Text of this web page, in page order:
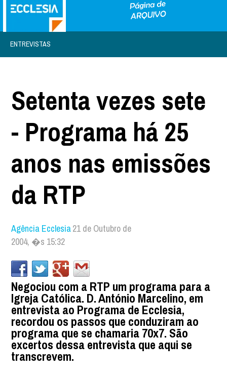
ENTREVISTAS
Setenta vezes sete
- Programa há 25
anos nas emissões
da RTP
Agência Ecclesia21 de Outubro de
2004, �s 15:32
Negociou com a RTP um programa para a
Igreja Católica. D. António Marcelino, em
entrevista ao Programa de Ecclesia,
recordou os passos que conduziram ao
programa que se chamaria 70x7. São
excertos dessa entrevista que aqui se
transcrevem.